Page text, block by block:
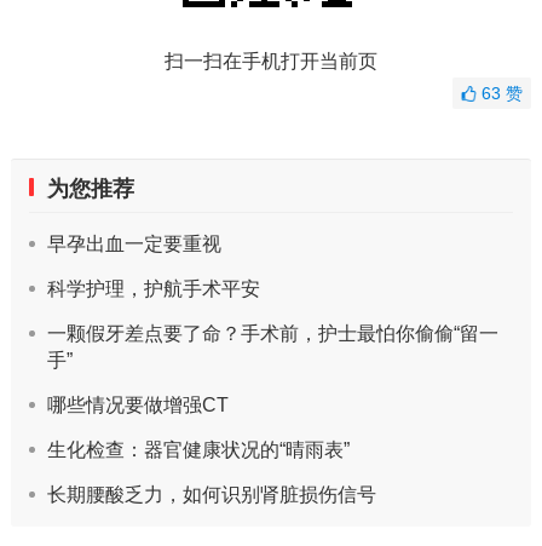
扫一扫在手机打开当前页
63赞
为您推荐
早孕出血一定要重视
科学护理，护航手术平安
一颗假牙差点要了命？手术前，护士最怕你偷偷“留一
手”
哪些情况要做增强CT
生化检查：器官健康状况的“晴雨表”
长期腰酸乏力，如何识别肾脏损伤信号